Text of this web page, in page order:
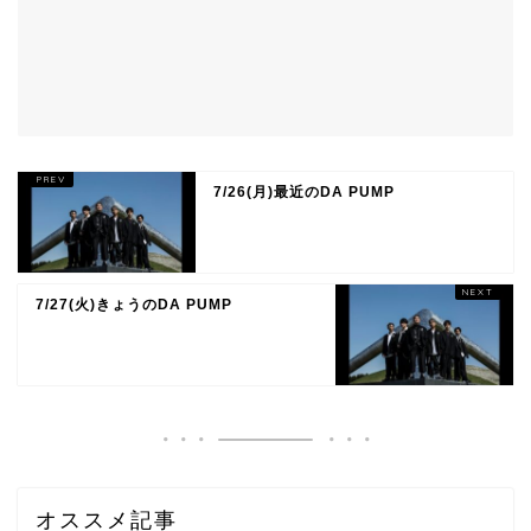
7/26(月)最近のDA PUMP
7/27(火)きょうのDA PUMP
オススメ記事